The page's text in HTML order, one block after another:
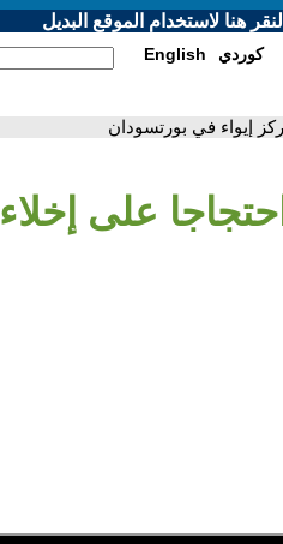
هنا لاستخدام الموقع البديل
English كوردي
إيواء في بورتسودان
على إخلاء